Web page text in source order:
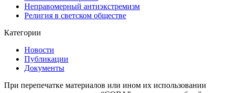
Неправомерный антиэкстремизм
Религия в светском обществе
Категории
Новости
Публикации
Документы
При перепечатке материалов или ином их использовании